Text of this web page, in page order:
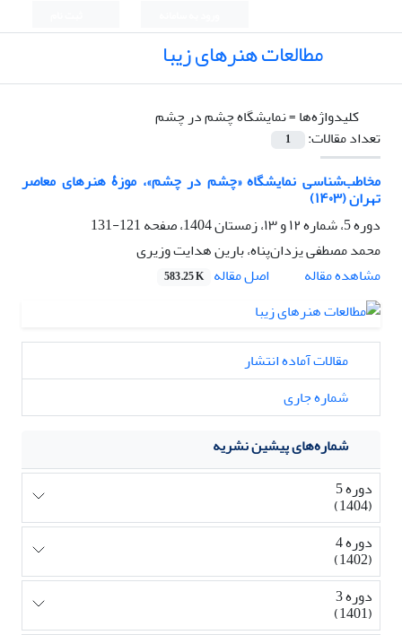
مطالعات هنرهای زیبا
کلیدواژه‌ها =نمایشگاه چشم در چشم
تعداد مقالات:
1
مخاطب‌شناسی نمایشگاه «چشم در چشم»، موزۀ هنرهای معاصر
تهران (۱۴۰۳)
دوره 5، شماره ۱۲ و ۱۳، زمستان 1404، صفحه
121-131
محمد مصطفی یزدان‌پناه، بارین هدایت وزیری
مشاهده مقاله
اصل مقاله 583.25 K
مقالات آماده انتشار
شماره جاری
شماره‌های پیشین نشریه
دوره 5
(1404)
دوره 4
(1402)
دوره 3
(1401)